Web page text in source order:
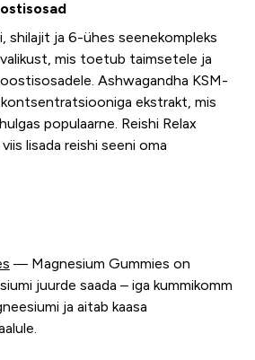
shilajit ja 6-ühes seenekompleks
mis toetub taimsetele ja
Ashwagandha KSM-
ekstrakt, mis
populaarne. Reishi Relax
lisada reishi seeni oma
— Magnesium Gummies on
juurde saada – iga kummikomm
ja aitab kaasa